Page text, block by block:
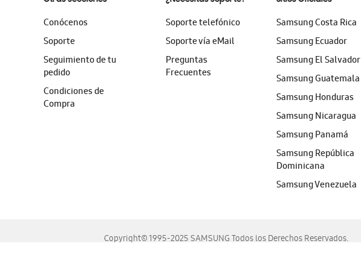
Conócenos
Soporte
Seguimiento de tu
pedido
Condiciones de
Compra
Soporte telefónico
Soporte vía eMail
Preguntas
Frecuentes
Samsung Costa Rica
Samsung Ecuador
Samsung El Salvador
Samsung Guatemala
Samsung Honduras
Samsung Nicaragua
Samsung Panamá
Samsung República
Dominicana
Samsung Venezuela
Copyright© 1995-2025 SAMSUNG Todos los Derechos Reservados.